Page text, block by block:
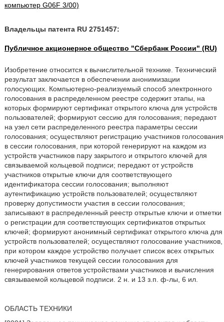
компьютер G06F 3/00)
Владельцы патента RU 2751457:
Публичное акционерное общество "Сбербанк России" (RU)
Изобретение относится к вычислительной технике. Технический
результат заключается в обеспечении анонимизации
голосующих. Компьютерно-реализуемый способ электронного
голосования в распределенном реестре содержит этапы, на
которых формируют сертификат открытого ключа для устройств
пользователей; формируют сессию для голосования; передают
на узел сети распределенного реестра параметры сессии
голосования; осуществляют регистрацию участников голосования
в сессии голосования, при которой генерируют на каждом из
устройств участников пару закрытого и открытого ключей для
связываемой кольцевой подписи; передают от устройств
участников открытые ключи для соответствующего
идентификатора сессии голосования; выполняют
аутентификацию устройств пользователей; осуществляют
проверку допустимости участия в сессии голосования;
записывают в распределенный реестр открытые ключи и отметки
о регистрации для соответствующих сертификатов открытых
ключей; формируют анонимный сертификат открытого ключа для
устройств пользователей; осуществляют голосование участников,
при котором каждое устройство получает список всех открытых
ключей участников текущей сессии голосования для
генерирования ответов устройствами участников и вычисления
связываемой кольцевой подписи. 2 н. и 13 з.п. ф-лы, 6 ил.
ОБЛАСТЬ ТЕХНИКИ